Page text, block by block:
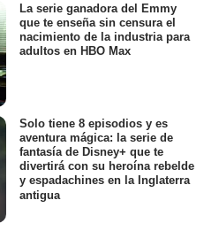
La serie ganadora del Emmy
que te enseña sin censura el
nacimiento de la industria para
adultos en HBO Max
Solo tiene 8 episodios y es
aventura mágica: la serie de
fantasía de Disney+ que te
divertirá con su heroína rebelde
y espadachines en la Inglaterra
antigua